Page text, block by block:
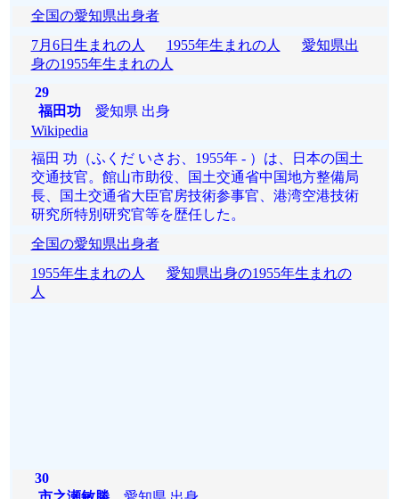
全国の愛知県出身者
7月6日生まれの人
1955年生まれの人
愛知県出
身の1955年生まれの人
29
福田功愛知県 出身
Wikipedia
福田 功（ふくだ いさお、1955年 - ）は、日本の国土
交通技官。館山市助役、国土交通省中国地方整備局
長、国土交通省大臣官房技術参事官、港湾空港技術
研究所特別研究官等を歴任した。
全国の愛知県出身者
1955年生まれの人
愛知県出身の1955年生まれの
人
30